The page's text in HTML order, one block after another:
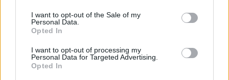
I want to opt-out of the Sale of my
Personal Data.
Opted In
I want to opt-out of processing my
Personal Data for Targeted Advertising.
Opted In